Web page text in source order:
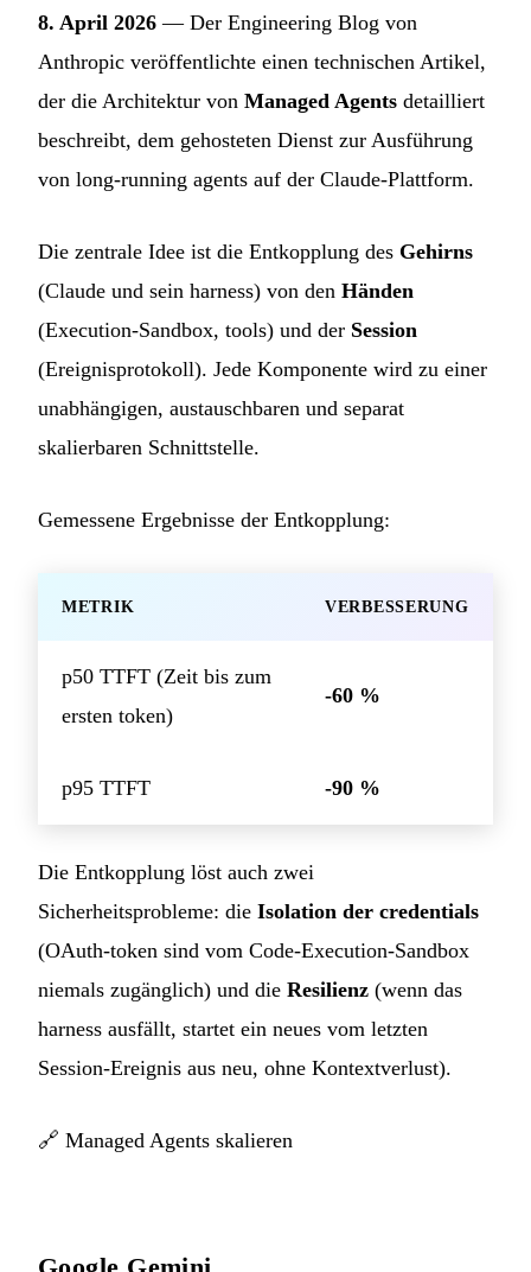
8. April 2026 — Der Engineering Blog von
Anthropic veröffentlichte einen technischen Artikel,
der die Architektur von Managed Agents detailliert
beschreibt, dem gehosteten Dienst zur Ausführung
von long-running agents auf der Claude-Plattform.
Die zentrale Idee ist die Entkopplung des Gehirns
(Claude und sein harness) von den Händen
(Execution-Sandbox, tools) und der Session
(Ereignisprotokoll). Jede Komponente wird zu einer
unabhängigen, austauschbaren und separat
skalierbaren Schnittstelle.
Gemessene Ergebnisse der Entkopplung:
METRIK VERBESSERUNG
p50 TTFT (Zeit bis zum
ersten token)
-60 %
p95 TTFT -90 %
Die Entkopplung löst auch zwei
Sicherheitsprobleme: die Isolation der credentials
(OAuth-token sind vom Code-Execution-Sandbox
niemals zugänglich) und die Resilienz (wenn das
harness ausfällt, startet ein neues vom letzten
Session-Ereignis aus neu, ohne Kontextverlust).
🔗 Managed Agents skalieren